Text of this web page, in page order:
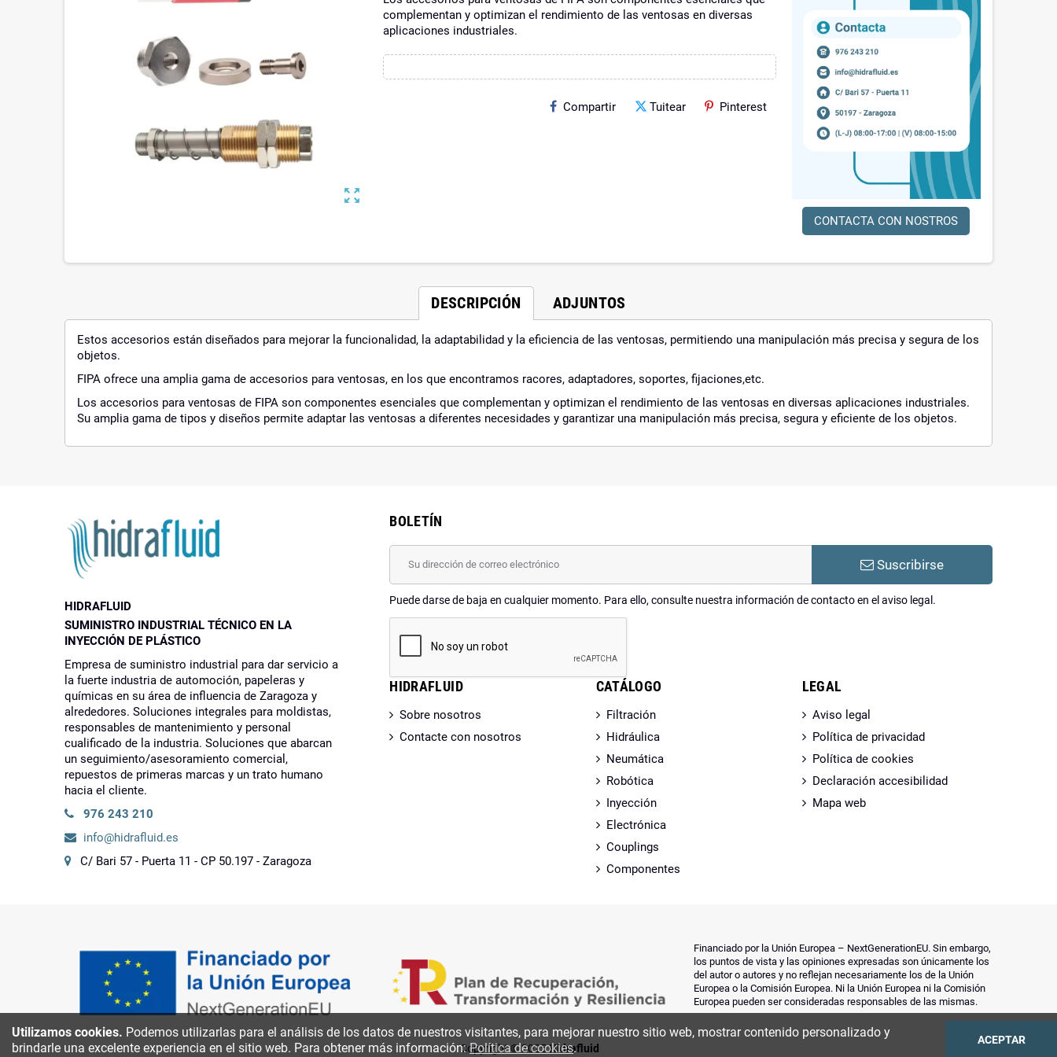
zoom_out_map
complementan y optimizan el rendimiento de las ventosas en diversas
aplicaciones industriales.
Compartir Tuitear Pinterest
CONTACTA CON NOSTROS
DESCRIPCIÓN ADJUNTOS
Estos accesorios están diseñados para mejorar la funcionalidad, la adaptabilidad y la eficiencia de las ventosas, permitiendo una manipulación más precisa y segura de los
objetos.
FIPA ofrece una amplia gama de accesorios para ventosas, en los que encontramos racores, adaptadores, soportes, fijaciones,etc.
Los accesorios para ventosas de FIPA son componentes esenciales que complementan y optimizan el rendimiento de las ventosas en diversas aplicaciones industriales.
Su amplia gama de tipos y diseños permite adaptar las ventosas a diferentes necesidades y garantizar una manipulación más precisa, segura y eficiente de los objetos.
HIDRAFLUID
SUMINISTRO INDUSTRIAL TÉCNICO EN LA
INYECCIÓN DE PLÁSTICO
Empresa de suministro industrial para dar servicio a
la fuerte industria de automoción, papeleras y
químicas en su área de influencia de Zaragoza y
alrededores. Soluciones integrales para moldistas,
responsables de mantenimiento y personal
cualificado de la industria. Soluciones que abarcan
un seguimiento/asesoramiento comercial,
repuestos de primeras marcas y un trato humano
hacia el cliente.
976 243 210
info@hidrafluid.es
C/ Bari 57 - Puerta 11 - CP 50.197 - Zaragoza
BOLETÍN
Suscribirse
Puede darse de baja en cualquier momento. Para ello, consulte nuestra información de contacto en el aviso legal.
HIDRAFLUID
Sobre nosotros
Contacte con nosotros
CATÁLOGO
Filtración
Hidráulica
Neumática
Robótica
Inyección
Electrónica
Couplings
Componentes
LEGAL
Aviso legal
Política de privacidad
Política de cookies
Declaración accesibilidad
Mapa web
Financiado por la Unión Europea – NextGenerationEU. Sin embargo,
los puntos de vista y las opiniones expresadas son únicamente los
del autor o autores y no reflejan necesariamente los de la Unión
Europea o la Comisión Europea. Ni la Unión Europea ni la Comisión
Europea pueden ser consideradas responsables de las mismas.
Copyright © 2025Hidrafluid
Utilizamos cookies. Podemos utilizarlas para el análisis de los datos de nuestros visitantes, para mejorar nuestro sitio web, mostrar contenido personalizado y
brindarle una excelente experiencia en el sitio web. Para obtener más información:Política de cookies.
ACEPTAR